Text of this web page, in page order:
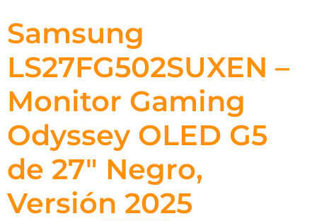
Samsung
LS27FG502SUXEN –
Monitor Gaming
Odyssey OLED G5
de 27″ Negro,
Versión 2025